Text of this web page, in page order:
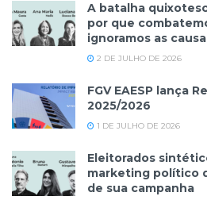
A batalha
por que
ignoramos as
2 DE JULHO DE 2026
FGV EAESP lança
2025/2026
1 DE JULHO DE 2026
Eleitorados
marketing político
de sua campanha